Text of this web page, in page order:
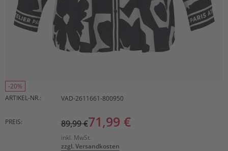
-20%
ARTIKEL-NR.:
VAD-2611661-800950
PREIS: 89,99 €71,99 €
inkl. MwSt.
zzgl. Versandkosten